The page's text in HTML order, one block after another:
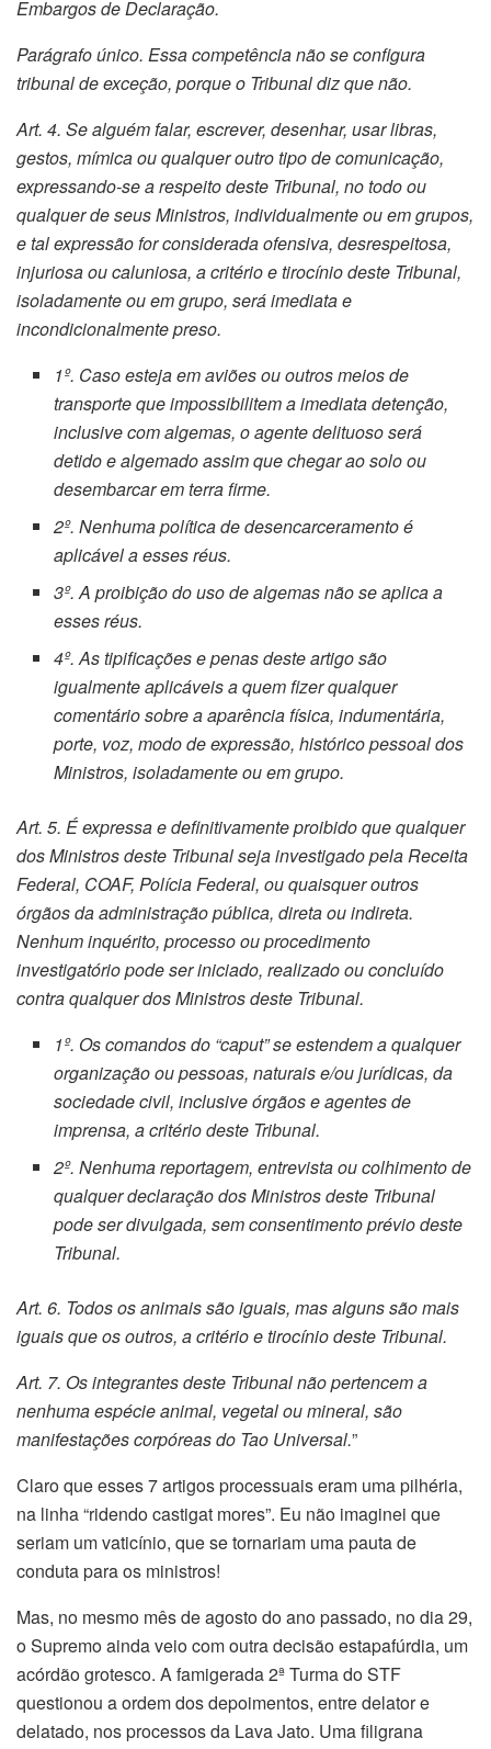
Embargos de Declaração.
Parágrafo único. Essa competência não se configura
tribunal de exceção, porque o Tribunal diz que não.
Art. 4. Se alguém falar, escrever, desenhar, usar libras,
gestos, mímica ou qualquer outro tipo de comunicação,
expressando-se a respeito deste Tribunal, no todo ou
qualquer de seus Ministros, individualmente ou em grupos,
e tal expressão for considerada ofensiva, desrespeitosa,
injuriosa ou caluniosa, a critério e tirocínio deste Tribunal,
isoladamente ou em grupo, será imediata e
incondicionalmente preso.
1º. Caso esteja em aviões ou outros meios de
transporte que impossibilitem a imediata detenção,
inclusive com algemas, o agente delituoso será
detido e algemado assim que chegar ao solo ou
desembarcar em terra firme.
2º. Nenhuma política de desencarceramento é
aplicável a esses réus.
3º. A proibição do uso de algemas não se aplica a
esses réus.
4º. As tipificações e penas deste artigo são
igualmente aplicáveis a quem fizer qualquer
comentário sobre a aparência física, indumentária,
porte, voz, modo de expressão, histórico pessoal dos
Ministros, isoladamente ou em grupo.
Art. 5. É expressa e definitivamente proibido que qualquer
dos Ministros deste Tribunal seja investigado pela Receita
Federal, COAF, Polícia Federal, ou quaisquer outros
órgãos da administração pública, direta ou indireta.
Nenhum inquérito, processo ou procedimento
investigatório pode ser iniciado, realizado ou concluído
contra qualquer dos Ministros deste Tribunal.
1º. Os comandos do “caput” se estendem a qualquer
organização ou pessoas, naturais e/ou jurídicas, da
sociedade civil, inclusive órgãos e agentes de
imprensa, a critério deste Tribunal.
2º. Nenhuma reportagem, entrevista ou colhimento de
qualquer declaração dos Ministros deste Tribunal
pode ser divulgada, sem consentimento prévio deste
Tribunal.
Art. 6. Todos os animais são iguais, mas alguns são mais
iguais que os outros, a critério e tirocínio deste Tribunal.
Art. 7. Os integrantes deste Tribunal não pertencem a
nenhuma espécie animal, vegetal ou mineral, são
manifestações corpóreas do Tao Universal.”
Claro que esses 7 artigos processuais eram uma pilhéria,
na linha “ridendo castigat mores”. Eu não imaginei que
seriam um vaticínio, que se tornariam uma pauta de
conduta para os ministros!
Mas, no mesmo mês de agosto do ano passado, no dia 29,
o Supremo ainda veio com outra decisão estapafúrdia, um
acórdão grotesco. A famigerada 2ª Turma do STF
questionou a ordem dos depoimentos, entre delator e
delatado, nos processos da Lava Jato. Uma filigrana